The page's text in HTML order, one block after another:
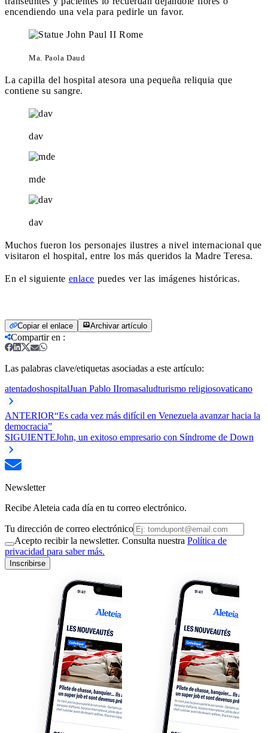
encendiendo una vela para pedirle un favor.
Ma. Paola Daud
La capilla del hospital atesora una pequeña reliquia que
contiene su sangre.
dav
mde
dav
Muchos fueron los personajes ilustres a nivel internacional que
visitaron el hospital, entre los más queridos la Madre Teresa.
En el siguiente enlace puedes ver las imágenes históricas.
Copiar el enlace Archivar artículo
Compartir en :
Las palabras clave/etiquetas asociadas a este artículo:
atentadoshospitalJuan Pablo IIromasaludturismo religiosovaticano
ANTERIOR“Es cada vez más difícil en Venezuela avanzar hacia la
democracia”
SIGUIENTEJohn, un exitoso empresario con Síndrome de Down
Newsletter
Recibe Aleteia cada día en tu correo electrónico.
Tu dirección de correo electrónico
Acepto recibir la newsletter. Consulta nuestra Política de
privacidad para saber más.
Inscribirse